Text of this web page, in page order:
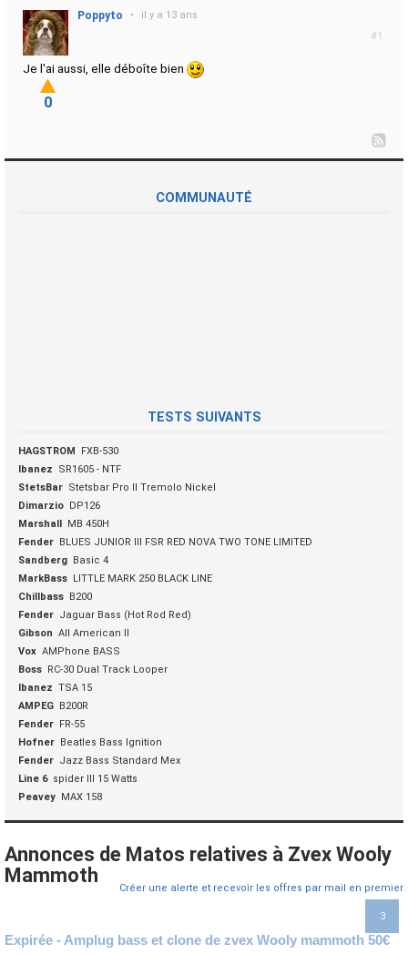
#1
Poppyto • il y a 13 ans
Je l'ai aussi, elle déboîte bien
0
COMMUNAUTÉ
TESTS SUIVANTS
HAGSTROM
FXB-530
Ibanez
SR1605 - NTF
StetsBar Stetsbar Pro II Tremolo Nickel
Dimarzio DP126
Marshall MB 450H
Fender BLUES JUNIOR III FSR RED NOVA TWO TONE LIMITED
Sandberg Basic 4
MarkBass LITTLE MARK 250 BLACK LINE
Chillbass B200
Fender Jaguar Bass (Hot Rod Red)
Gibson All American II
Vox AMPhone BASS
Boss RC-30 Dual Track Looper
Ibanez TSA 15
AMPEG B200R
Fender FR-55
Hofner Beatles Bass Ignition
Fender Jazz Bass Standard Mex
Line 6 spider III 15 Watts
Peavey MAX 158
Annonces de Matos relatives à Zvex Wooly
Mammoth
Créer une alerte et recevoir les offres par mail en premier
3
Expirée - Amplug bass et clone de zvex Wooly mammoth 50€